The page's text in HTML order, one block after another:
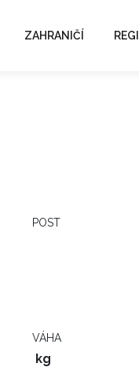
ZAHRANIČÍ
POST
VÁHA
kg